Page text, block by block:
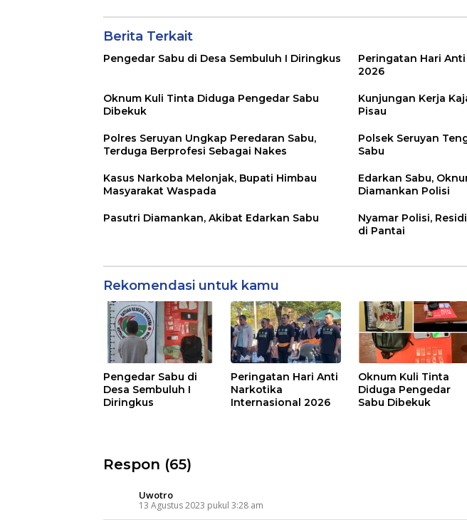
Berita Terkait
Pengedar Sabu di Desa Sembuluh I Diringkus
Peringatan Hari
2026
Oknum Kuli Tinta Diduga Pengedar Sabu
Dibekuk
Kunjungan Kerja
Pisau
Polres Seruyan Ungkap Peredaran Sabu,
Terduga Berprofesi Sebagai Nakes
Polsek Seruyan
Sabu
Kasus Narkoba Melonjak, Bupati Himbau
Masyarakat Waspada
Edarkan Sabu,
Diamankan Polisi
Pasutri Diamankan, Akibat Edarkan Sabu
Nyamar Polisi,
di Pantai
Rekomendasi untuk kamu
Pengedar Sabu di
Desa Sembuluh I
Diringkus
Peringatan Hari Anti
Narkotika
Internasional 2026
Oknum Kuli Tinta
Diduga Pengedar
Sabu Dibekuk
Respon (65)
Uwotro
13 Agustus 2023 pukul 3:28 am